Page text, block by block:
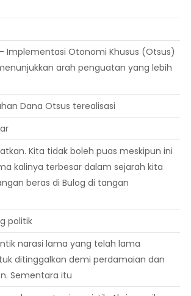
– Implementasi Otonomi Khusus (Otsus)
arah penguatan yang lebih
Dana Otsus terealisasi
Kita tidak boleh puas meskipun ini
kalinya terbesar dalam sejarah kita
beras di Bulog di tangan
politik
narasi lama yang telah lama
ditinggalkan demi perdamaian dan
Sementara itu